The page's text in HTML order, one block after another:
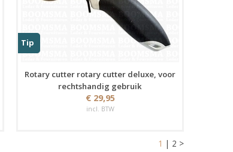
Tip
Rotary cutter rotary cutter deluxe, voor
rechtshandig gebruik
€ 29,95
incl. BTW
1 | 2 >